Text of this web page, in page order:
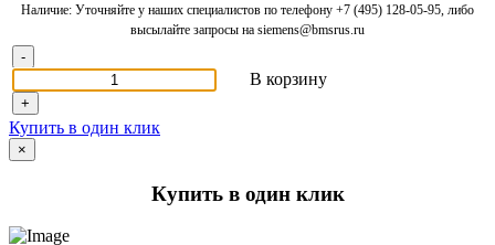
Наличие: Уточняйте у наших специалистов по телефону +7 (495) 128-05-95, либо
высылайте запросы на siemens@bmsrus.ru
-
+
В корзину
Купить в один клик
×
Купить в один клик